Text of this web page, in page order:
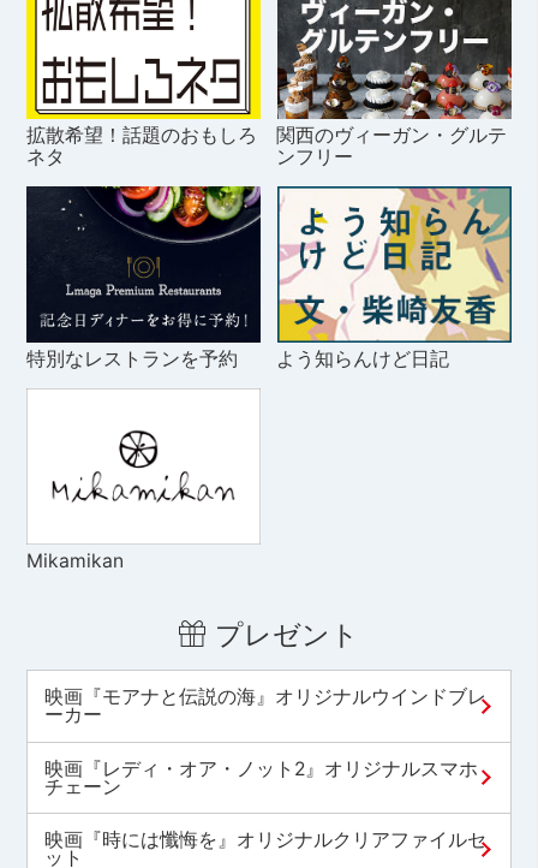
拡散希望！話題のおもしろ
ネタ
関西のヴィーガン・グルテ
ンフリー
特別なレストランを予約 よう知らんけど日記
Mikamikan
プレゼント
映画『モアナと伝説の海』オリジナルウインドブレ
ーカー
映画『レディ・オア・ノット2』オリジナルスマホ
チェーン
映画『時には懺悔を』オリジナルクリアファイルセ
ット